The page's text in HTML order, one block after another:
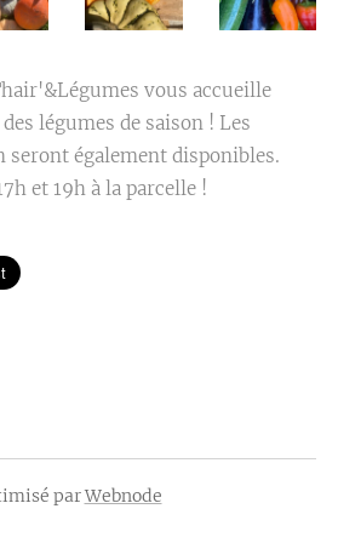
vous accueille
légumes de saison ! Les
seront également disponibles.
et 19h à la parcelle !
parWebnode